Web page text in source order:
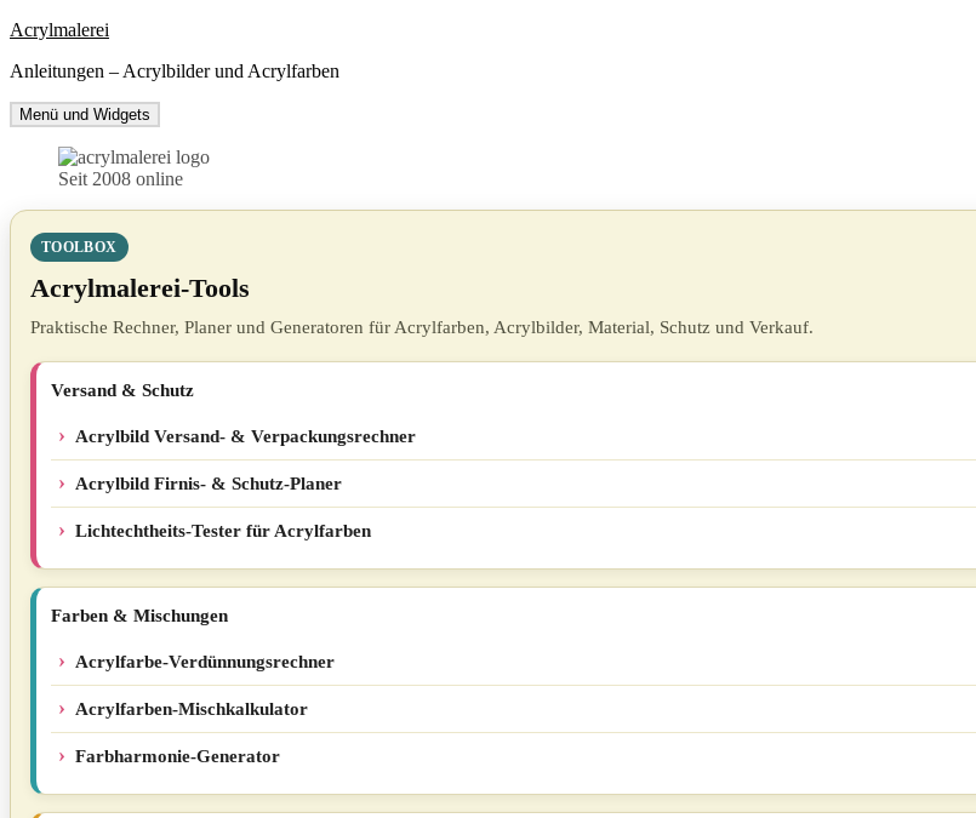
Zum
springen
Acrylmalerei
Anleitungen – Acrylbilder und Acrylfarben
Menü und Widgets
Seit 2008 online
TOOLBOX
Acrylmalerei-Tools
Praktische Rechner, Planer und Generatoren für Acrylfarben, Acrylbilder, Material, Schutz und Verkauf.
Versand & Schutz
Acrylbild Versand- & Verpackungsrechner
Acrylbild Firnis- & Schutz-Planer
Lichtechtheits-Tester für Acrylfarben
Farben & Mischungen
Acrylfarbe-Verdünnungsrechner
Acrylfarben-Mischkalkulator
Farbharmonie-Generator